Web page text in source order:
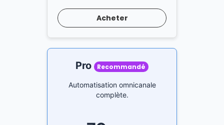
Acheter
Pro Recommandé
Automatisation omnicanale
complète.